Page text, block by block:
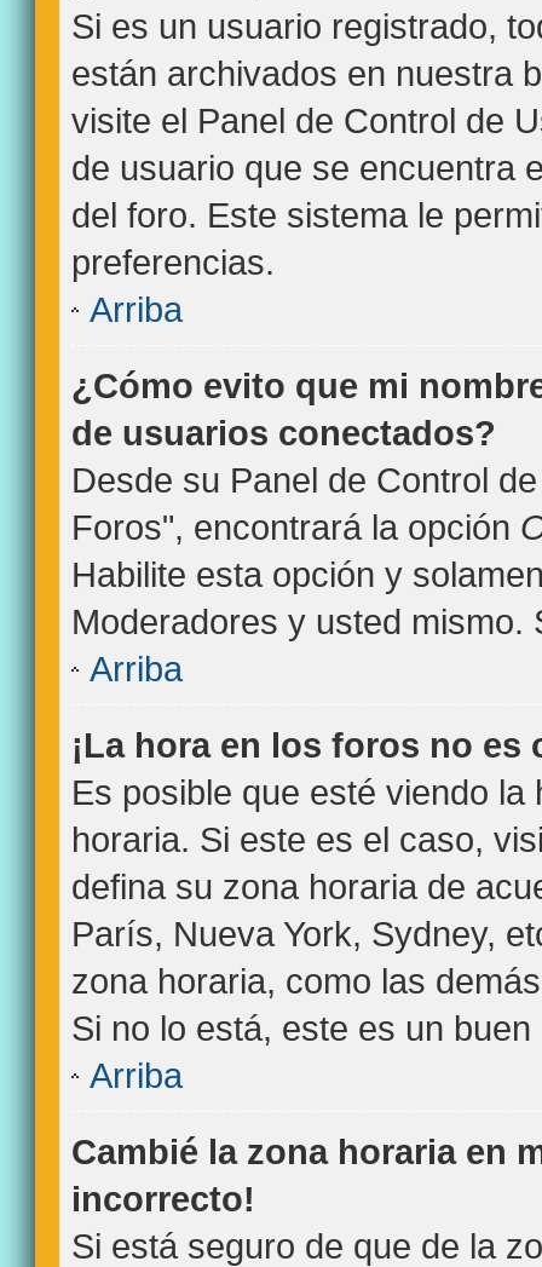
Si es un usuario registrado,
están archivados en nuestra
visite el Panel de Control de
de usuario que se encuentra
del foro. Este sistema le
preferencias.
Arriba
¿Cómo evito que mi
de usuarios conectados?
Desde su Panel de Control
Foros", encontrará la opción
Habilite esta opción y
Moderadores y usted
Arriba
¡La hora en los foros no es
Es posible que esté viendo
horaria. Si este es el caso,
defina su zona horaria de
París, Nueva York, Sydney,
zona horaria, como las
Si no lo está, este es un
Arriba
Cambié la zona horaria en
incorrecto!
Si está seguro de que de la